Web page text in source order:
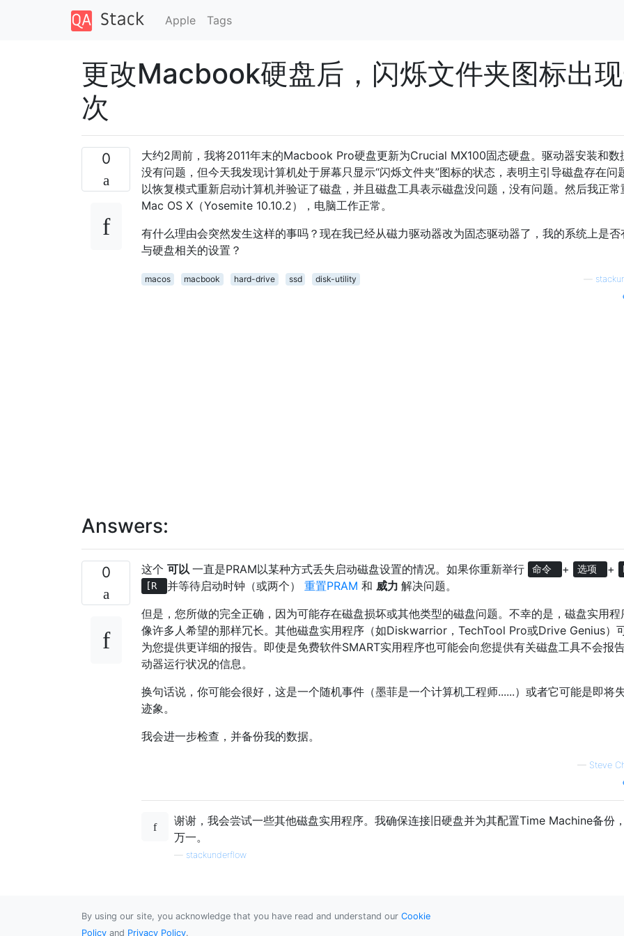
Apple Tags
更改Macbook硬盘后，闪烁文件夹图标出
次
0
大约2周前，我将2011年末的Macbook Pro硬盘更新为Crucial MX100固态硬盘。驱动器安装和数
没有问题，但今天我发现计算机处于屏幕只显示“闪烁文件夹”图标的状态，表明主引导磁盘存在问
以恢复模式重新启动计算机并验证了磁盘，并且磁盘工具表示磁盘没问题，没有问题。然后我正常
Mac OS X（Yosemite 10.10.2），电脑工作正常。
有什么理由会突然发生这样的事吗？现在我已经从磁力驱动器改为固态驱动器了，我的系统上是否
与硬盘相关的设置？
macos macbook hard-drive ssd disk-utility
Answers:
0 这个 可以 一直是PRAM以某种方式丢失启动磁盘设置的情况。如果你重新举行 命令 + 选项 +
[R 并等待启动时​​钟（或两个） 重置PRAM 和 威力 解决问题。
但是，您所做的完全正确，因为可能存在磁盘损坏或其他类型的磁盘问题。不幸的是，磁盘实用程
像许多人希望的那样冗长。其他磁盘实用程序（如Diskwarrior，TechTool Pro或Drive Genius）
为您提供更详细的报告。即使是免费软件SMART实用程序也可能会向您提供有关磁盘工具不会报
动器运行状况的信息。
换句话说，你可能会很好，这是一个随机事件（墨菲是一个计算机工程师......）或者它可能是即将
迹象。
我会进一步检查，并备份我的数据。
— Steve
谢谢，我会尝试一些其他磁盘实用程序。我确保连接旧硬盘并为其配置Time Machine备份
万一。
stackunderflow
By using our site, you acknowledge that you have read and understand our Cookie
Policy and Privacy Policy.